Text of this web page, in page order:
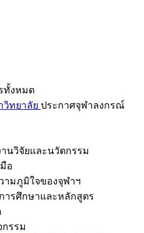
ทั้งหมด
ทยาลัย ประกาศจุฬาลงกรณ์
านวิจัยและนวัตกรรม
อ
ามภูมิใจของจุฬาฯ
การศึกษาและหลักสูตร
รรม